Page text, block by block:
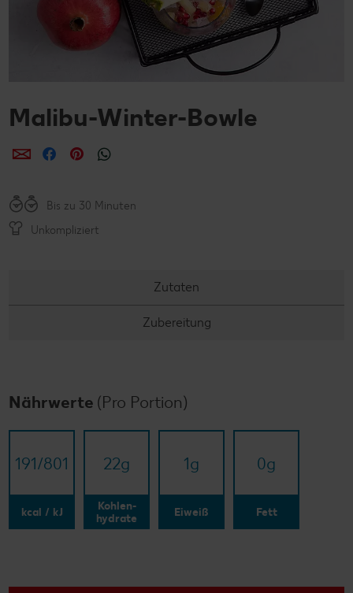
Malibu-Winter-Bowle
per E-Mail teilen
per Facebook teilen
per Pinterest teilen
Bis zu 30 Minuten
Unkompliziert
Zutaten
Zubereitung
Nährwerte (Pro Portion)
191/​801
kcal / kJ
22g
Kohlen-
hydrate
1g
Eiweiß
0g
Fett